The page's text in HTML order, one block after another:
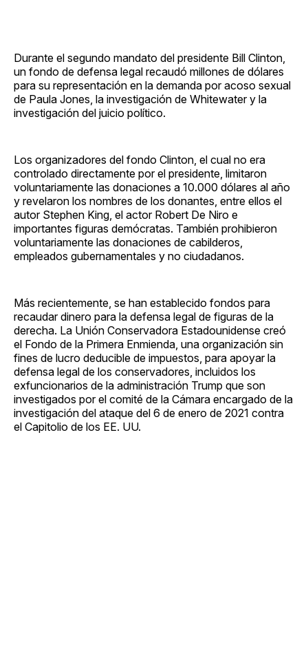
Durante el segundo mandato del presidente Bill Clinton,
un fondo de defensa legal recaudó millones de dólares
para su representación en la demanda por acoso sexual
de Paula Jones, la investigación de Whitewater y la
investigación del juicio político.
Los organizadores del fondo Clinton, el cual no era
controlado directamente por el presidente, limitaron
voluntariamente las donaciones a 10.000 dólares al año
y revelaron los nombres de los donantes, entre ellos el
autor Stephen King, el actor Robert De Niro e
importantes figuras demócratas. También prohibieron
voluntariamente las donaciones de cabilderos,
empleados gubernamentales y no ciudadanos.
Más recientemente, se han establecido fondos para
recaudar dinero para la defensa legal de figuras de la
derecha. La Unión Conservadora Estadounidense creó
el Fondo de la Primera Enmienda, una organización sin
fines de lucro deducible de impuestos, para apoyar la
defensa legal de los conservadores, incluidos los
exfuncionarios de la administración Trump que son
investigados por el comité de la Cámara encargado de la
investigación del ataque del 6 de enero de 2021 contra
el Capitolio de los EE. UU.